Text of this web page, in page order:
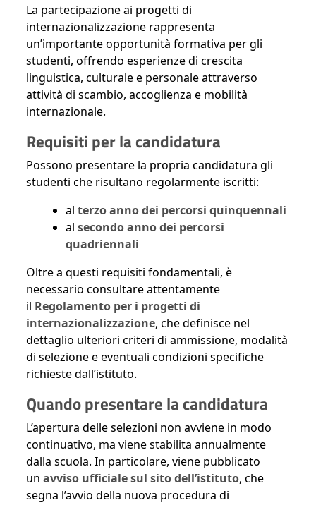
La partecipazione ai progetti di
internazionalizzazione rappresenta
un’importante opportunità formativa per gli
studenti, offrendo esperienze di crescita
linguistica, culturale e personale attraverso
attività di scambio, accoglienza e mobilità
internazionale.
Requisiti per la candidatura
Possono presentare la propria candidatura gli
studenti che risultano regolarmente iscritti:
al terzo anno dei percorsi quinquennali
al secondo anno dei percorsi
quadriennali
Oltre a questi requisiti fondamentali, è
necessario consultare attentamente
il Regolamento per i progetti di
internazionalizzazione, che definisce nel
dettaglio ulteriori criteri di ammissione, modalità
di selezione e eventuali condizioni specifiche
richieste dall’istituto.
Quando presentare la candidatura
L’apertura delle selezioni non avviene in modo
continuativo, ma viene stabilita annualmente
dalla scuola. In particolare, viene pubblicato
un avviso ufficiale sul sito dell’istituto, che
segna l’avvio della nuova procedura di